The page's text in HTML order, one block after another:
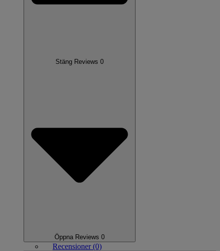
Stäng Reviews 0
Öppna Reviews 0
Recensioner (0)